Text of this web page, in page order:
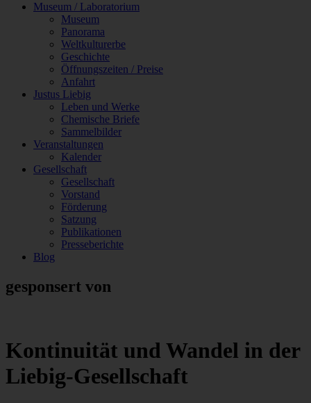
Museum / Laboratorium
Museum
Panorama
Weltkulturerbe
Geschichte
Öffnungszeiten / Preise
Anfahrt
Justus Liebig
Leben und Werke
Chemische Briefe
Sammelbilder
Veranstaltungen
Kalender
Gesellschaft
Gesellschaft
Vorstand
Förderung
Satzung
Publikationen
Presseberichte
Blog
gesponsert von
Kontinuität und Wandel in der
Liebig-Gesellschaft